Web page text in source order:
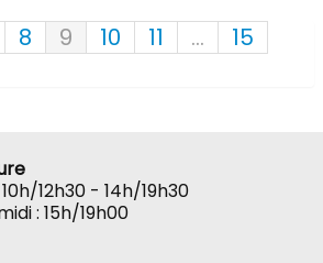
8 9 10 11 ...
15
12h30 - 14h/19h30
: 15h/19h00